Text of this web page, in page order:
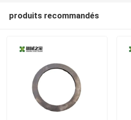
produits recommandés